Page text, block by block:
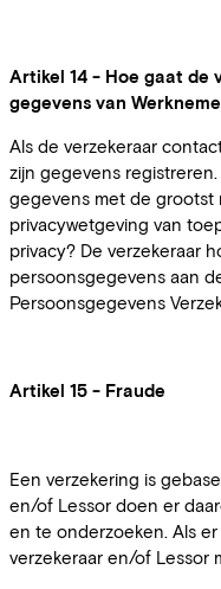
Artikel 14 - Hoe gaat de
gegevens van
Als de verzekeraar
zijn gegevens
gegevens met de grootst
privacywetgeving van
privacy? De verzekeraar
persoonsgegevens aan
Persoonsgegevens
Artikel 15 - Fraude
Een verzekering is
en/of Lessor doen er
en te onderzoeken. Als
verzekeraar en/of Lessor